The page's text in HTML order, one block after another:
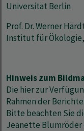
Universität Berlin
Prof. Dr. Werner
Institut für
Hinweis zum
Die hier zur
Rahmen der
Bitte beachten Sie
Jeanette Blumröder